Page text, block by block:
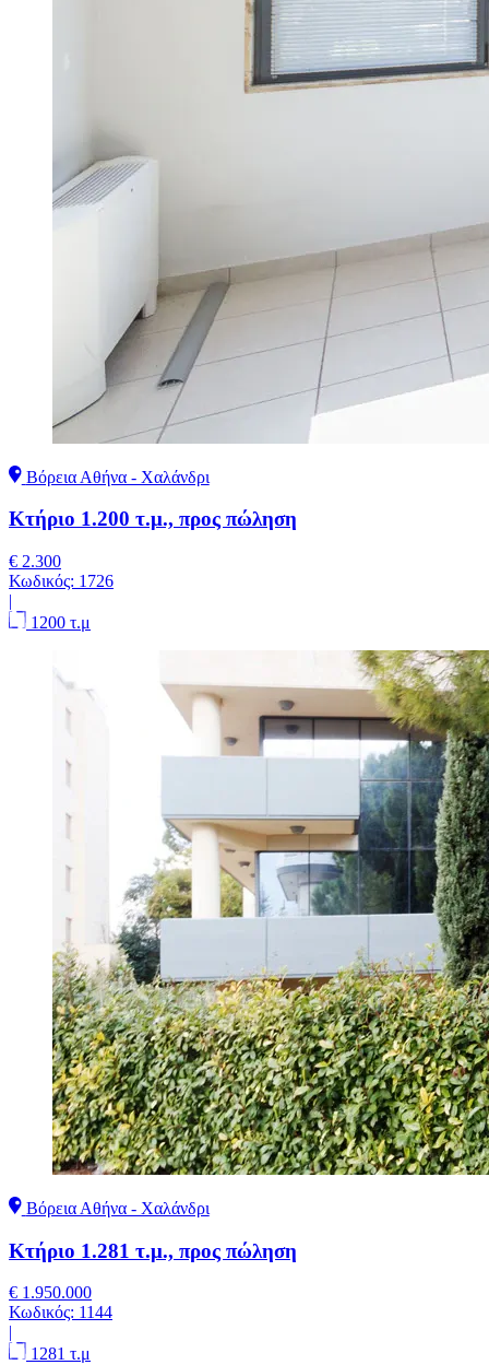
Βόρεια Αθήνα - Χαλάνδρι
Κτήριο 1.200 τ.μ., προς πώληση
€ 2.300
Κωδικός: 1726
|
1200 τ.μ
Βόρεια Αθήνα - Χαλάνδρι
Κτήριο 1.281 τ.μ., προς πώληση
€ 1.950.000
Κωδικός: 1144
|
1281 τ.μ